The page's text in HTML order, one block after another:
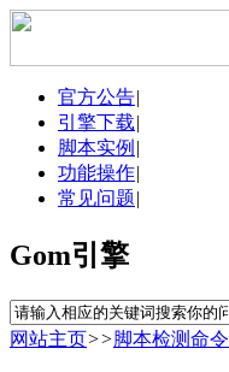
官方公告|
引擎下载|
脚本实例 |
功能操作|
常见问题|
Gom引擎
网站主页>>脚本检测命令